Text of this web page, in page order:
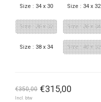
Size : 34 x 30 Size : 34 x 32
Size : 36 x 32 Size : 36 x 34
Size : 38 x 34 Size : 40 x 32
€350,00 €315,00
Incl. btw